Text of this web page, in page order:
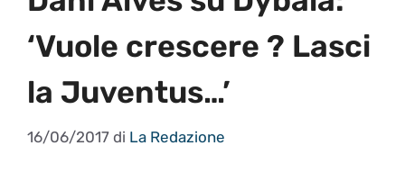
‘Vuole crescere ? Lasci
la Juventus…’
16/06/2017 di La Redazione